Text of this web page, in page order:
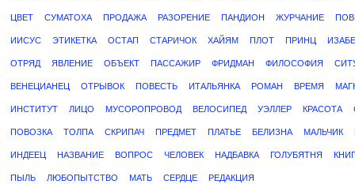
ЦВЕТ СУМАТОХА ПРОДАЖА РАЗОРЕНИЕ ПАНДИОН ЖУРЧАНИЕ
ИИСУС ЭТИКЕТКА ОСТАП СТАРИЧОК ХАЙЯМ ПЛОТ ПРИНЦ
ОТРЯД ЯВЛЕНИЕ ОБЪЕКТ ПАССАЖИР ФРИДМАН ФИЛОСОФИЯ
ВЕНЕЦИАНЕЦ ОТРЫВОК ПОВЕСТЬ ИТАЛЬЯНКА РОМАН ВРЕМЯ
ИНСТИТУТ ЛИЦО МУСОРОПРОВОД ВЕЛОСИПЕД УЭЛЛЕР КРАСОТА
ПОВОЗКА ТОЛПА СКРИПАЧ ПРЕДМЕТ ПЛАТЬЕ БЕЛИЗНА МАЛЬЧИК
ИНДЕЕЦ НАЗВАНИЕ ВОПРОС ЧЕЛОВЕК НАДБАВКА ГОЛУБЯТНЯ
ПЫЛЬ ЛЮБОПЫТСТВО МАТЬ СЕРДЦЕ РЕДАКЦИЯ